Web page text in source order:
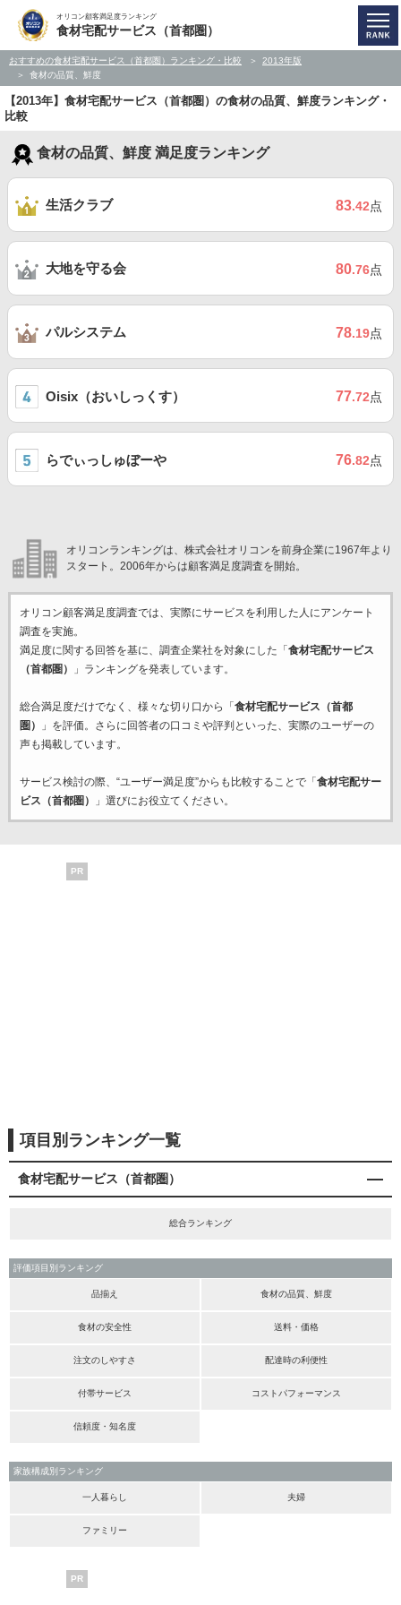
オリコン顧客満足度ランキング
食材宅配サービス（首都圏）
おすすめの食材宅配サービス（首都圏）ランキング・比較
2013年版
食材の品質、鮮度
【2013年】食材宅配サービス（首都圏）の食材の品質、鮮度ランキング・
比較
食材の品質、鮮度 満足度ランキング
生活クラブ 83.42点
大地を守る会 80.76点
パルシステム 78.19点
Oisix（おいしっくす） 77.72点
らでぃっしゅぼーや 76.82点
オリコンランキングは、株式会社オリコンを前身企業に1967年より
スタート。2006年からは顧客満足度調査を開始。
オリコン顧客満足度調査では、実際にサービスを利用した 人にアンケート
調査を実施。
満足度に関する回答を基に、調査企業社を対象にした「 食材宅配サービス
（首都圏）
」ランキングを発表しています。
総合満足度だけでなく、様々な切り口から「 食材宅配サービス（首都
圏）
」を評価。さらに回答者の口コミや評判といった、実際のユーザーの
声も掲載しています。
サービス検討の際、“ユーザー満足度”からも比較することで「 食材宅配サー
ビス（首都圏）
」選びにお役立てください。
PR
項目別ランキング一覧
食材宅配サービス（首都圏）
総合ランキング
評価項目別ランキング
品揃え 食材の品質、鮮度
食材の安全性 送料・価格
注文のしやすさ 配達時の利便性
付帯サービス コストパフォーマンス
信頼度・知名度
家族構成別ランキング
一人暮らし 夫婦
ファミリー
PR